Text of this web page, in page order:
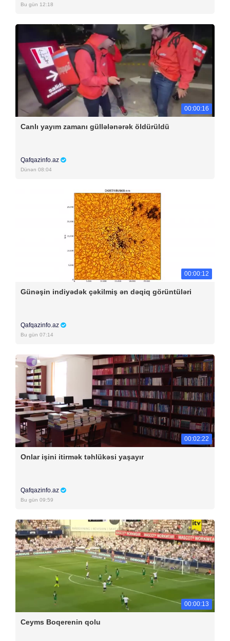
Bu gün 12:18
00:00:16
Canlı yayım zamanı güllələnərək öldürüldü
Qafqazinfo.az
Dünən 08:04
00:00:12
Günəşin indiyədək çəkilmiş ən dəqiq görüntüləri
Qafqazinfo.az
Bu gün 07:14
00:02:22
Onlar işini itirmək təhlükəsi yaşayır
Qafqazinfo.az
Bu gün 09:59
00:00:13
Ceyms Boqerenin qolu